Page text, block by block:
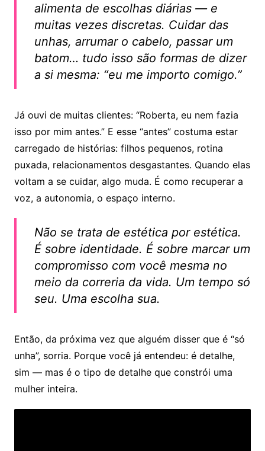
alimenta de escolhas diárias — e
muitas vezes discretas. Cuidar das
unhas, arrumar o cabelo, passar um
batom… tudo isso são formas de dizer
a si mesma: “eu me importo comigo.”
Já ouvi de muitas clientes: “Roberta, eu nem fazia
isso por mim antes.” E esse “antes” costuma estar
carregado de histórias: filhos pequenos, rotina
puxada, relacionamentos desgastantes. Quando elas
voltam a se cuidar, algo muda. É como recuperar a
voz, a autonomia, o espaço interno.
Não se trata de estética por estética.
É sobre identidade. É sobre marcar um
compromisso com você mesma no
meio da correria da vida. Um tempo só
seu. Uma escolha sua.
Então, da próxima vez que alguém disser que é “só
unha”, sorria. Porque você já entendeu: é detalhe,
sim — mas é o tipo de detalhe que constrói uma
mulher inteira.